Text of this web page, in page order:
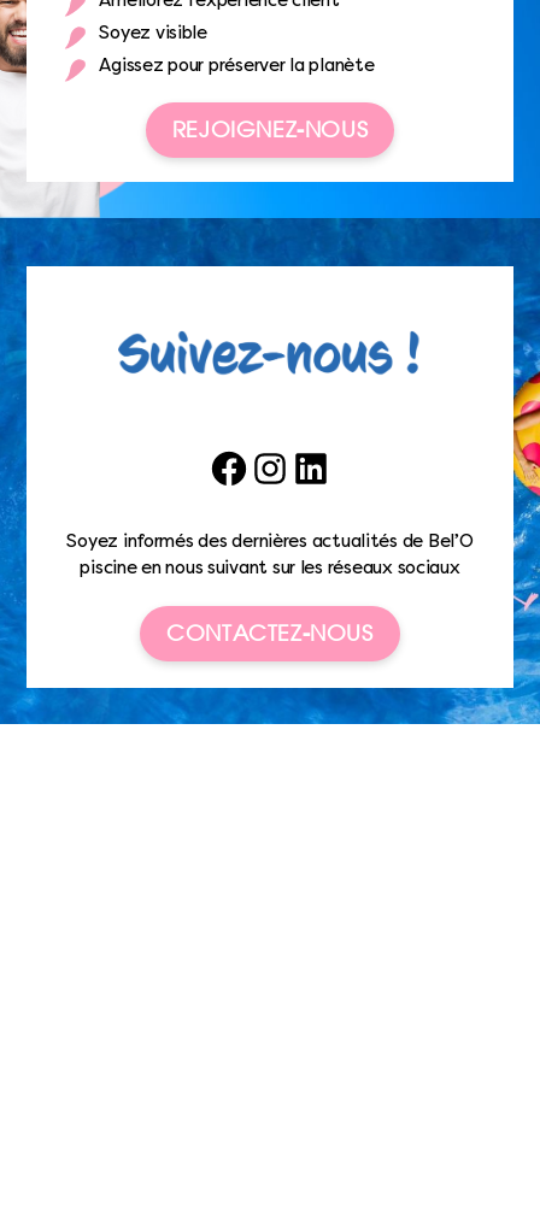
Soyez visible
Agissez pour préserver la planète
REJOIGNEZ-NOUS
FacebookInstagramLinkedIn
Soyez informés des dernières actualités de Bel’O
piscine en nous suivant sur les réseaux sociaux
CONTACTEZ-NOUS